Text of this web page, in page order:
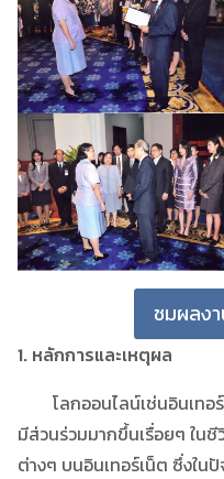
ชมผลง
1. หลักการและเหตุผล
โลกออนไลน์เช่นอินเทอร์
มีส่วนร่วมมากขึ้นเรื่อยๆ ในชี
ต่างๆ บนอินเทอร์เน็ต ซึ่งใน